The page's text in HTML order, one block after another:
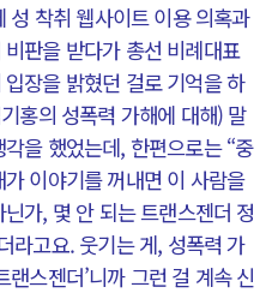
성 착취 웹사이트 이용 의혹과
판을 받다가 총선 비례대표
장을 밝혔던 걸로 기억을 하
홍의 성폭력 가해에 대해) 말
을 했었는데, 한편으로는 “중
이야기를 꺼내면 이 사람을
가, 몇 안 되는 트랜스젠더 정
라고요. 웃기는 게, 성폭력 가
랜스젠더’니까 그런 걸 계속 신